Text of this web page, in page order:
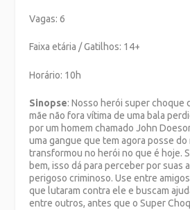
Vagas: 6
Faixa etária / Gatilhos: 14+
Horário: 10h
Sinopse: Nosso herói super choque
mãe não fora vítima de uma bala
por um homem chamado John
uma gangue que tem agora posse do
transformou no herói no que é hoje.
bem, isso dá para perceber por suas
perigoso criminoso. Use entre
que lutaram contra ele e buscam
entre outros, antes que o Super